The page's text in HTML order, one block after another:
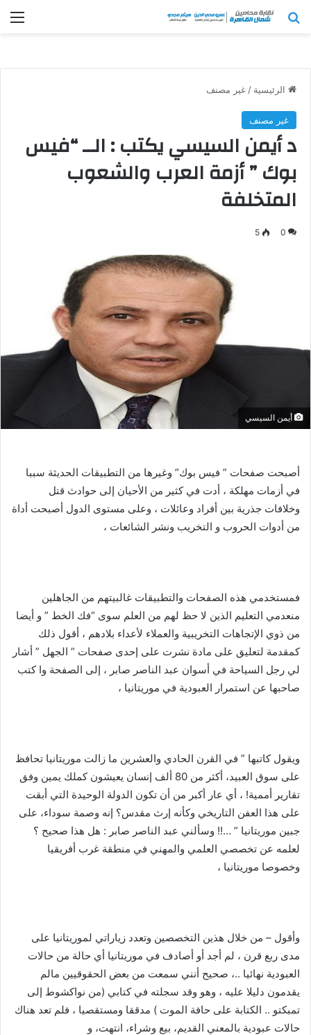
بحث عن
الرئيسية / غير مصنف
غير مصنف
د أيمن السيسي يكتب : الــ “فيس
بوك ” أزمة العرب والشعوب
المتخلفة
0
5
أيمن السيسي
أصبحت صفحات ” فيس بوك” وغيرها من التطبيقات الحديثة سببا
في أزمات مهلكة ، أدت في كثير من الأحيان إلى حوادث قتل
وخلافات جذرية بين أفراد وعائلات ، وعلى مستوى الدول أصبحت أداة
من أدوات الحروب و التخريب ونشر الشائعات ،
فمستخدمي هذه الصفحات والتطبيقات غالبيتهم من الجاهلين
منعدمي التعليم الذين لا حظ لهم من العلم سوى “فك الخط ” و أيضا
من ذوي الإتجاهات التخريبية والعملاء لأعداء بلادهم ، أقول ذلك
كمقدمة لتعليق على مادة نشرت على إحدى صفحات ” الجهل ” أشار
لي رجل السياحة في أسوان عبد الناصر صابر ، إلى الصفحة وا كتب
صاحبها عن استمرار العبودية في موريتانيا ،
ويقول كاتبها ” في القرن الحادي والعشرين ما زالت موريتانيا تحافظ
على سوق العبيد، أكثر من 80 ألف إنسان يعيشون كملك يمين وفق
تقارير أممية! ، أي عار أكبر من أن تكون الدولة الوحيدة التي أبقت
على هذا العفن التاريخي وكأنه إرث مقدس؟ إنه وصمة سوداء، على
جبين موريتانيا ” …!! وسألني عبد الناصر صابر : هل هذا صحيح ؟
لعلمه عن تخصصي العلمي والمهني في منطقة غرب أفريقيا
وخصوصا موريتانيا ،
وأقول – من خلال هذين التخصصين وتعدد زياراتي لموريتانيا على
مدى ربع قرن ، لم أجد أو أصادف في موريتانيا أي حالة من حالات
العبودية نهائيا ..، صحيح أنني سمعت من بعض الحقوقيين مالم
يقدمون دليلا عليه ، وهو وقد سجلته في كتابي (من نواكشوط إلى
تمبكتو .. الكتابة على حافة الموت ) مدققا ومستقصيا ، فلم تعد هناك
حالات عبودية بالمعني القديم، بيع وشراء، انتهت، و